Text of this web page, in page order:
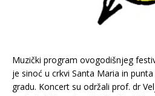
Muzički program ovogodišnjeg
je sinoć u crkvi Santa Maria in
gradu. Koncert su održali prof. dr